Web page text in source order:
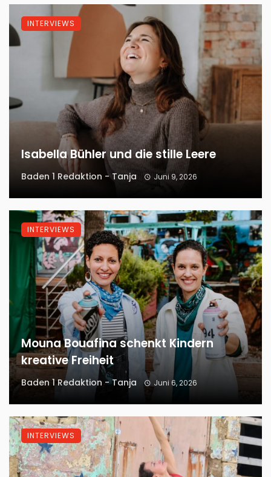
Isabella Bühler und die stille Leere
Baden 1 Redaktion - Tanja Juni 9, 2026
INTERVIEWS
Mouna Bouafina schenkt Kindern
kreative Freiheit
Baden 1 Redaktion - Tanja Juni 6, 2026
INTERVIEWS
INTERVIEWS